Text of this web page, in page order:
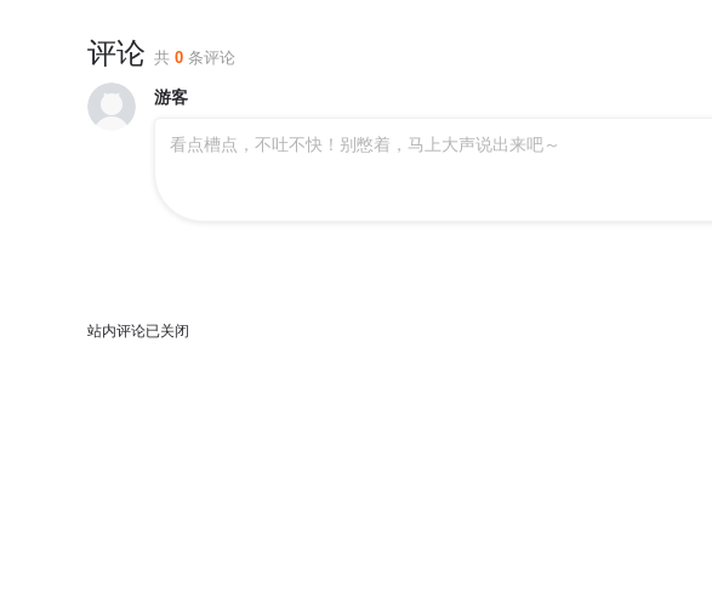
评论 共 0 条评论
游客
看点槽点，不吐不快！别憋着，马上大声说出来吧～
站内评论已关闭